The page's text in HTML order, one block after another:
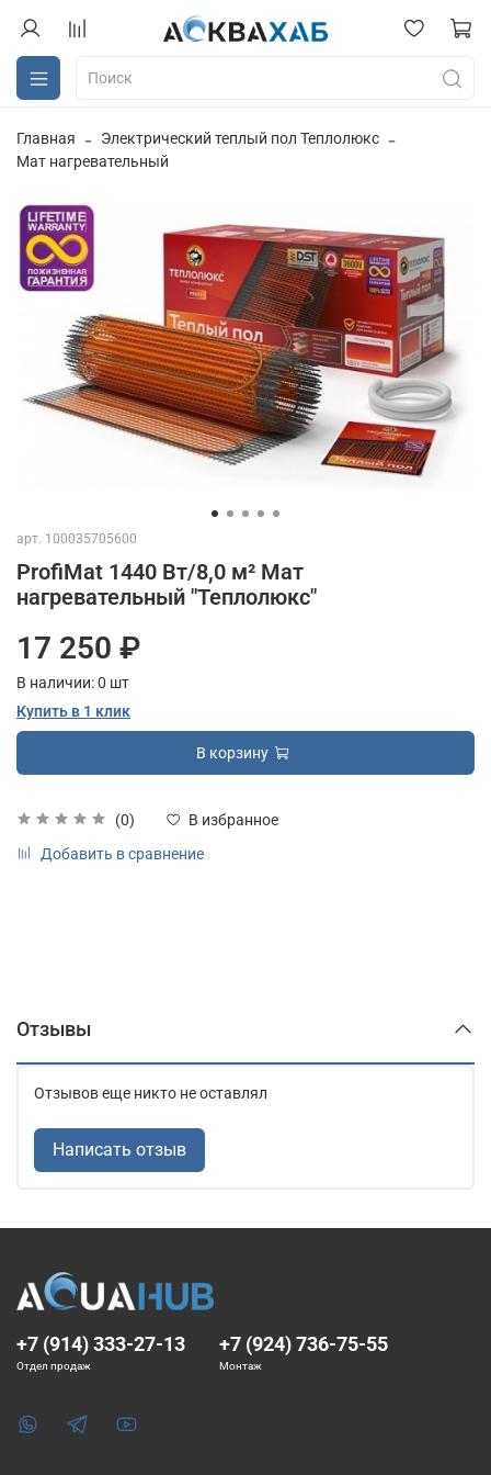
Главная
Электрический теплый пол Теплолюкс
Мат нагревательный
арт. 100035705600
ProfiMat 1440 Вт/8,0 м² Мат
нагревательный "Теплолюкс"
(0)
В избранное
Добавить в сравнение
17 250 ₽
В наличии:0 шт
Купить в 1 клик
В корзину
Отзывы
Отзывов еще никто не оставлял
Написать отзыв
+7 (914) 333-27-13
Отдел продаж
+7 (924) 736-75-55
Монтаж